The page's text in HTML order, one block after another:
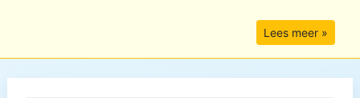
Lees meer »